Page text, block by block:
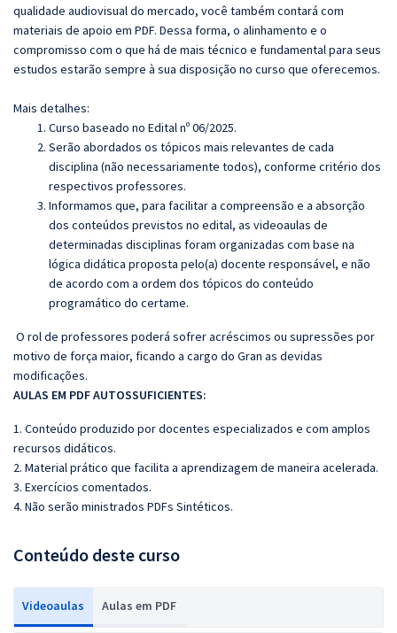
qualidade audiovisual do mercado, você também contará com
materiais de apoio em PDF. Dessa forma, o alinhamento e o
compromisso com o que há de mais técnico e fundamental para seus
estudos estarão sempre à sua disposição no curso que oferecemos.
Mais detalhes:
Curso baseado no Edital nº 06/2025.
Serão abordados os tópicos mais relevantes de cada
disciplina (não necessariamente todos), conforme critério dos
respectivos professores.
Informamos que, para facilitar a compreensão e a absorção
dos conteúdos previstos no edital, as videoaulas de
determinadas disciplinas foram organizadas com base na
lógica didática proposta pelo(a) docente responsável, e não
de acordo com a ordem dos tópicos do conteúdo
programático do certame.
O rol de professores poderá sofrer acréscimos ou supressões por
motivo de força maior, ficando a cargo do Gran as devidas
modificações.
AULAS EM PDF AUTOSSUFICIENTES:
1. Conteúdo produzido por docentes especializados e com amplos
recursos didáticos.
2. Material prático que facilita a aprendizagem de maneira acelerada.
3. Exercícios comentados.
4. Não serão ministrados PDFs Sintéticos.
Conteúdo deste curso
Videoaulas Aulas em PDF